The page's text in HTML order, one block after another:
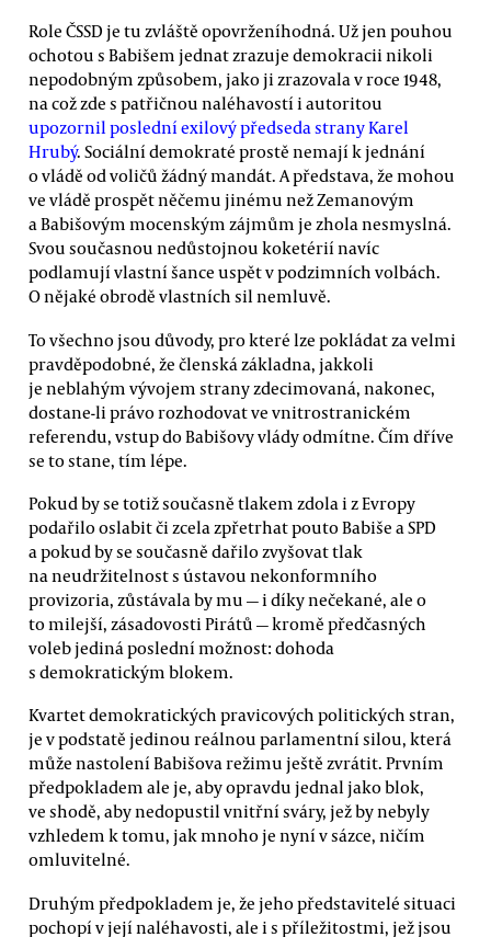
Role ČSSD je tu zvláště opovrženíhodná. Už jen pouhou
ochotou s Babišem jednat zrazuje demokracii nikoli
nepodobným způsobem, jako ji zrazovala v roce 1948,
na což zde s patřičnou naléhavostí i autoritou
upozornil poslední exilový předseda strany Karel
Hrubý. Sociální demokraté prostě nemají k jednání
o vládě od voličů žádný mandát. A představa, že mohou
ve vládě prospět něčemu jinému než Zemanovým
a Babišovým mocenským zájmům je zhola nesmyslná.
Svou současnou nedůstojnou koketérií navíc
podlamují vlastní šance uspět v podzimních volbách.
O nějaké obrodě vlastních sil nemluvě.
To všechno jsou důvody, pro které lze pokládat za velmi
pravděpodobné, že členská základna, jakkoli
je neblahým vývojem strany zdecimovaná, nakonec,
dostane-li právo rozhodovat ve vnitrostranickém
referendu, vstup do Babišovy vlády odmítne. Čím dříve
se to stane, tím lépe.
Pokud by se totiž současně tlakem zdola i z Evropy
podařilo oslabit či zcela zpřetrhat pouto Babiše a SPD
a pokud by se současně dařilo zvyšovat tlak
na neudržitelnost s ústavou nekonformního
provizoria, zůstávala by mu — i díky nečekané, ale o
to milejší, zásadovosti Pirátů — kromě předčasných
voleb jediná poslední možnost: dohoda
s demokratickým blokem.
Kvartet demokratických pravicových politických stran,
je v podstatě jedinou reálnou parlamentní silou, která
může nastolení Babišova režimu ještě zvrátit. Prvním
předpokladem ale je, aby opravdu jednal jako blok,
ve shodě, aby nedopustil vnitřní sváry, jež by nebyly
vzhledem k tomu, jak mnoho je nyní v sázce, ničím
omluvitelné.
Druhým předpokladem je, že jeho představitelé situaci
pochopí v její naléhavosti, ale i s příležitostmi, jež jsou